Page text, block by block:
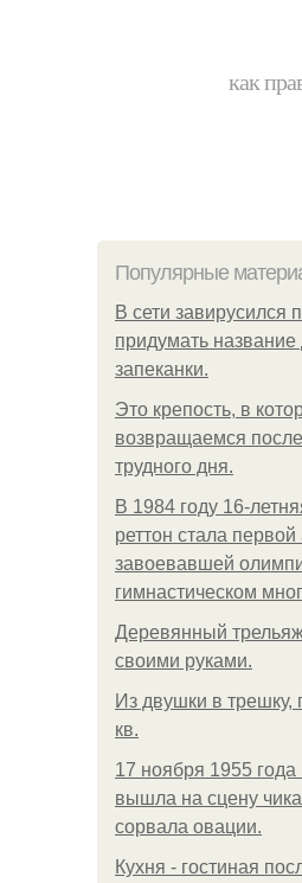
как
Популярные
В сети завирусился
придумать
запеканки.
Это крепость, в
возвращаемся после
трудного дня.
В 1984 году 16-
реттон стала
завоевавшей
гимнастическом
Деревянный
своими руками.
Из двушки в
кв.
17 ноября 1955
вышла на сцену
сорвала овации.
Кухня - гостиная